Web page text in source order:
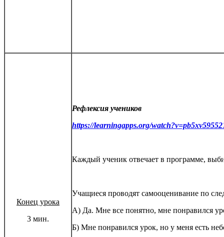
Конец урока
3 мин.
Рефлексия учеников
https://learningapps.org/
Каждый ученик отвечает в программе,
Учащиеся проводят самооценивание по
А) Да. Мне все понятно, мне понравился
Б) Мне понравился урок, но у меня есть